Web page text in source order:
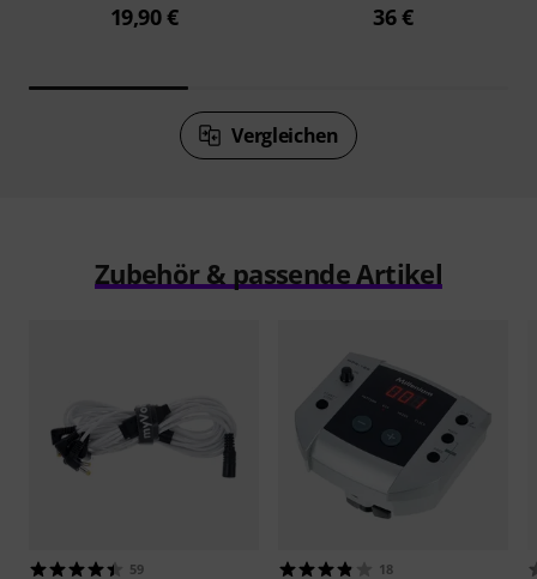
19,90 € 36 €
Vergleichen
Zubehör & passende Artikel
59 18